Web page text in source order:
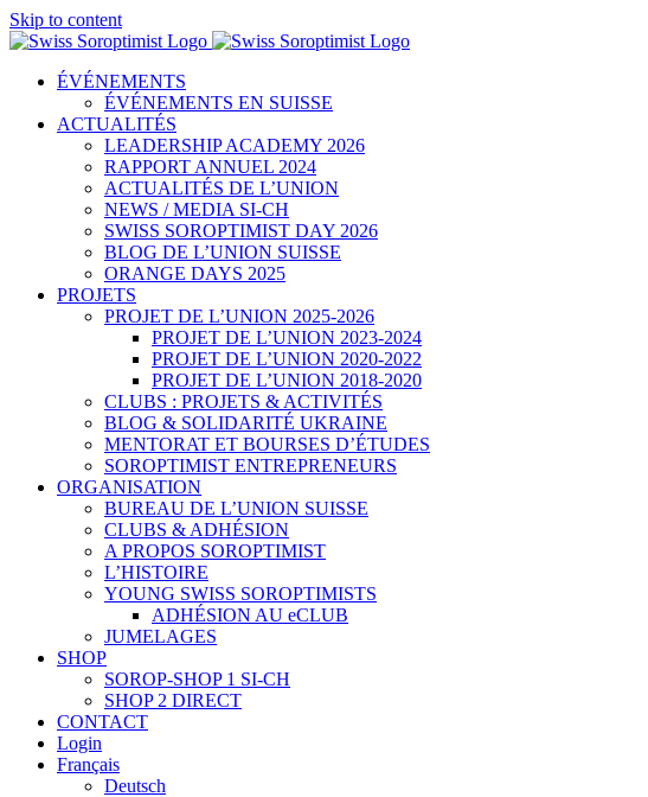
Skip to content
ÉVÉNEMENTS
ÉVÉNEMENTS EN SUISSE
ACTUALITÉS
LEADERSHIP ACADEMY 2026
RAPPORT ANNUEL 2024
ACTUALITÉS DE L’UNION
NEWS / MEDIA SI-CH
SWISS SOROPTIMIST DAY 2026
BLOG DE L’UNION SUISSE
ORANGE DAYS 2025
PROJETS
PROJET DE L’UNION 2025-2026
PROJET DE L’UNION 2023-2024
PROJET DE L’UNION 2020-2022
PROJET DE L’UNION 2018-2020
CLUBS : PROJETS & ACTIVITÉS
BLOG & SOLIDARITÉ UKRAINE
MENTORAT ET BOURSES D’ÉTUDES
SOROPTIMIST ENTREPRENEURS
ORGANISATION
BUREAU DE L’UNION SUISSE
CLUBS & ADHÉSION
A PROPOS SOROPTIMIST
L’HISTOIRE
YOUNG SWISS SOROPTIMISTS
ADHÉSION AU eCLUB
JUMELAGES
SHOP
SOROP-SHOP 1 SI-CH
SHOP 2 DIRECT
CONTACT
Login
Français
Deutsch